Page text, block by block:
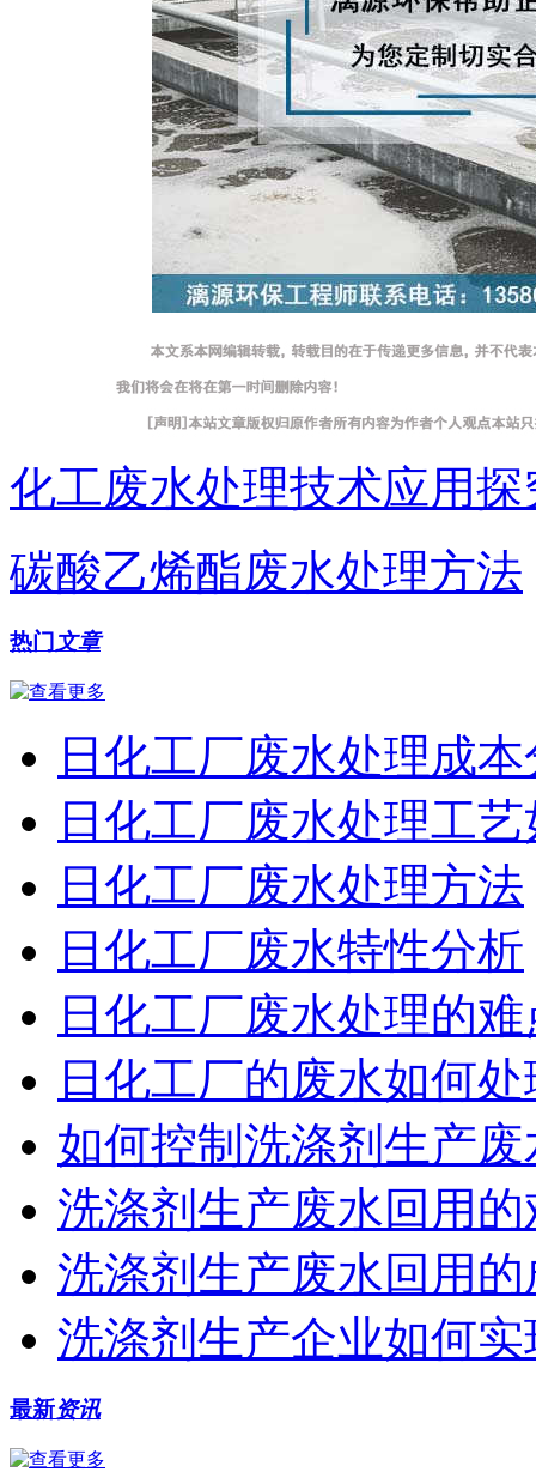
化工废水处理技术应用探
碳酸乙烯酯废水处理方法
热门 文章
日化工厂废水处理成
日化工厂废水处理工
日化工厂废水处理方法
日化工厂废水特性分析
日化工厂废水处理的
日化工厂的废水如何
如何控制洗涤剂生产
洗涤剂生产废水回用
洗涤剂生产废水回用
洗涤剂生产企业如何
最新资讯